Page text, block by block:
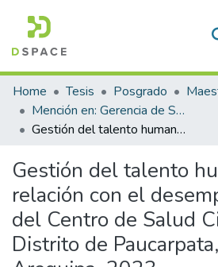
Communities & Collections
All of DSpace
Statistics
Home Tesis Posgrado
Mención en: Gerencia de Servicios de Salud
Gestión del talento humano y su relación con el desempeño laboral del Centro de Salud Ciudad Blanca, Distrito de Paucarpata, Provincia Arequipa, 2023
Gestión del talento
relación con el
del Centro de Salud
Distrito de